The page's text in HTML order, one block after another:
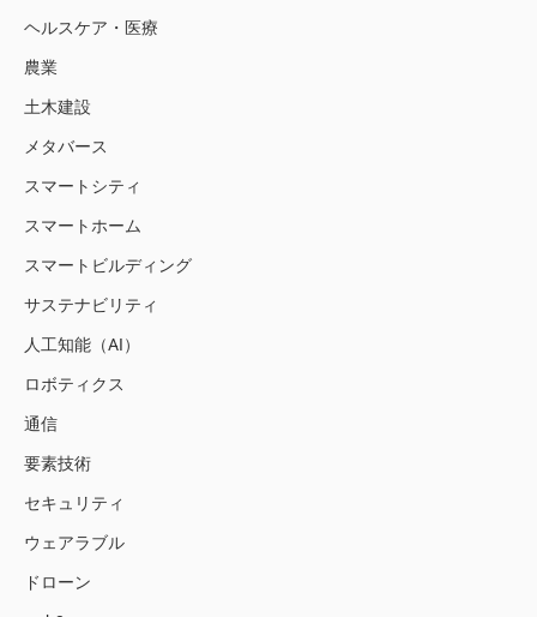
ヘルスケア・医療
農業
土木建設
メタバース
スマートシティ
スマートホーム
スマートビルディング
サステナビリティ
人工知能（AI）
ロボティクス
通信
要素技術
セキュリティ
ウェアラブル
ドローン